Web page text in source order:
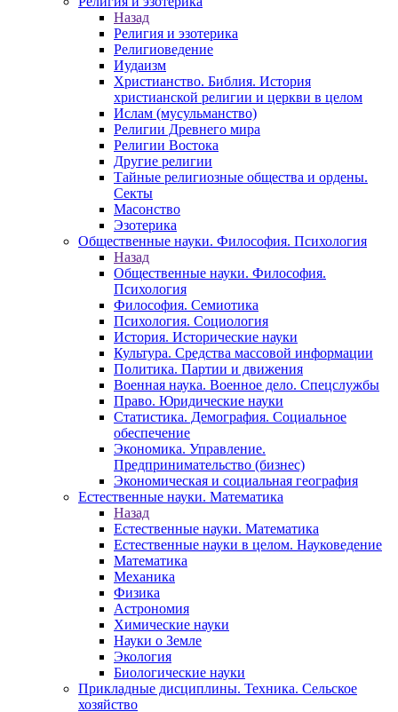
Назад
Религия и эзотерика
Религиоведение
Иудаизм
Христианство. Библия. История
христианской религии и церкви в целом
Ислам (мусульманство)
Религии Древнего мира
Религии Востока
Другие религии
Тайные религиозные общества и ордены.
Секты
Масонство
Эзотерика
Общественные науки. Философия. Психология
Назад
Общественные науки. Философия.
Психология
Философия. Семиотика
Психология. Социология
История. Исторические науки
Культура. Средства массовой информации
Политика. Партии и движения
Военная наука. Военное дело. Спецслужбы
Право. Юридические науки
Статистика. Демография. Социальное
обеспечение
Экономика. Управление.
Предпринимательство (бизнес)
Экономическая и социальная география
Естественные науки. Математика
Назад
Естественные науки. Математика
Естественные науки в целом. Науковедение
Математика
Механика
Физика
Астрономия
Химические науки
Науки о Земле
Экология
Биологические науки
Прикладные дисциплины. Техника. Сельское
хозяйство